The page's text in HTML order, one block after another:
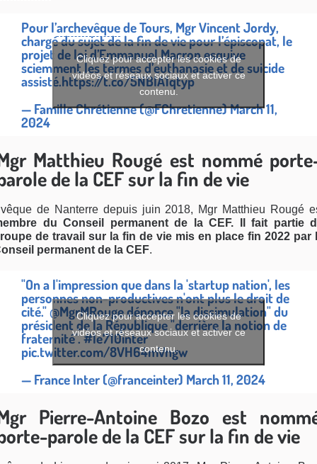
Pour l’archevêquede Tours, Mgr Vincent Jordy,
chargé du sujet de la fin de vie pour l’épiscopat, le
projet de loi d’Emmanuel Macron esquive
sciemment les termes d’euthanasie et de suicide
assisté.https://t.co/5NBIA1qtyp
— Famille Chrétienne (@FChretienne)March 11,
2024
Cliquez pour accepter les cookies de
vidéos et réseaux sociaux et activer ce
contenu.
Matthieu Rougé est nommé
de la CEF sur la fin de vie
de Nanterre depuis juin 2018, Mgr Matthieu Rougé
du Conseil permanent de la CEF. Il fait partie
de travail sur la fin de vie mis en place fin 2022 par
permanent de la CEF.
"On a l'impression que dans la 'startup nation', les
personnes non-productives n'ont plus le droit de
cité."@MgrMRougedénonce "la dissimulation" du
président de la République "derrière la notion de
fraternité".#le710inter
pic.twitter.com/8VH64mVngw
— France Inter (@franceinter) March 11, 2024
Cliquez pour accepter les cookies de
vidéos et réseaux sociaux et activer ce
contenu.
Pierre-Antoine Bozo est
parole de la CEF sur la fin de vie